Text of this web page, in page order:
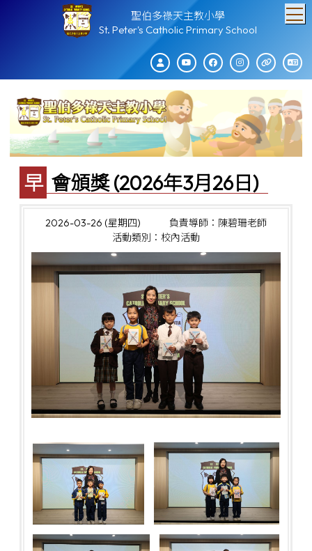
聖伯多祿天主教小學
St. Peter's Catholic Primary School
早會頒獎 (2026年3月26日)
2026-03-26 (星期四)
負責導師：陳碧珊老師
活動類別：校內活動